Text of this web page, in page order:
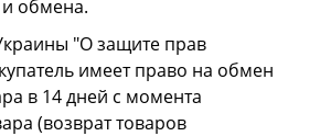
и обмена.
"О защите прав
имеет право на обмен
в 14 дней с момента
(возврат товаров